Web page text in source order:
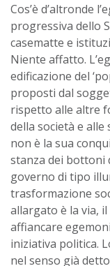
Cos’è d’altronde
progressiva dello
casematte e
Niente affatto.
edificazione del
proposti dal
rispetto alle altre
della società e
non è la sua
stanza dei bottoni
governo di tipo
trasformazione
allargato è la via,
affiancare
iniziativa politica.
nel senso già